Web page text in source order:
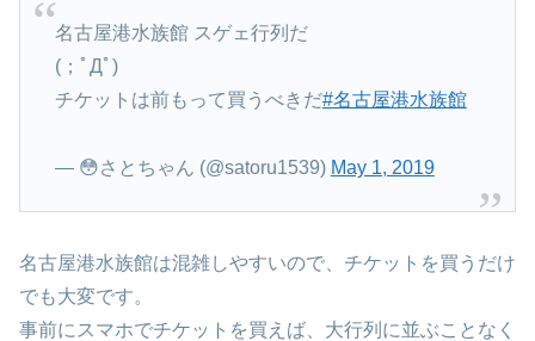
名古屋港水族館 スゲェ行列だ
(；ﾟДﾟ)
チケットは前もって買うべきだ#名古屋港水族館
— 😳さとちゃん (@satoru1539) May 1, 2019
名古屋港水族館は混雑しやすいので、チケットを買うだけ
でも大変です。
事前にスマホでチケットを買えば、大行列に並ぶことなく